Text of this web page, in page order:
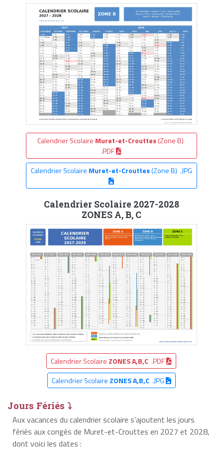
Calendrier Scolaire Muret-et-Crouttes(Zone B)
.PDF
Calendrier Scolaire Muret-et-Crouttes(Zone B) .JPG
Calendrier Scolaire 2027-2028
ZONES A, B, C
Calendrier Scolaire ZONES A,B,C .PDF
Calendrier Scolaire ZONES A,B,C.JPG
Jours Fériés ⤵
Aux vacances du calendrier scolaire s’ajoutent les jours
fériés aux congés de Muret-et-Crouttes en 2027 et 2028,
dont voici les dates :